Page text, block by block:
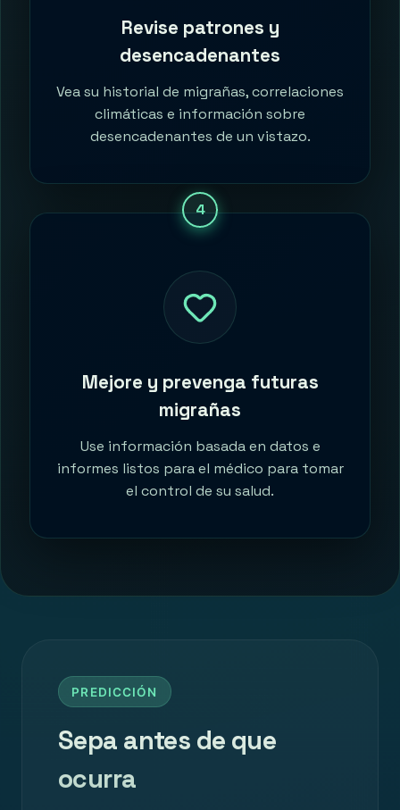
Revise patrones y
desencadenantes
Vea su historial de migrañas, correlaciones
climáticas e información sobre
desencadenantes de un vistazo.
4
Mejore y prevenga futuras
migrañas
Use información basada en datos e
informes listos para el médico para tomar
el control de su salud.
PREDICCIÓN
Sepa antes de que
ocurra